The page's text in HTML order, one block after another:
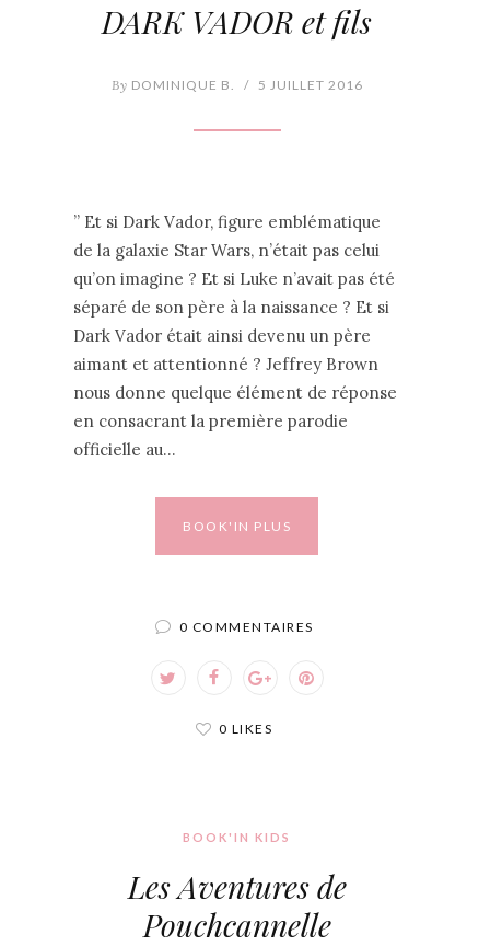
DARK VADOR et fils
By DOMINIQUE B. / 5 JUILLET 2016
” Et si Dark Vador, figure emblématique
de la galaxie Star Wars, n’était pas celui
qu’on imagine ? Et si Luke n’avait pas été
séparé de son père à la naissance ? Et si
Dark Vador était ainsi devenu un père
aimant et attentionné ? Jeffrey Brown
nous donne quelque élément de réponse
en consacrant la première parodie
officielle au…
BOOK'IN PLUS
0 COMMENTAIRES
0 LIKES
BOOK'IN KIDS
Les Aventures de
Pouchcannelle